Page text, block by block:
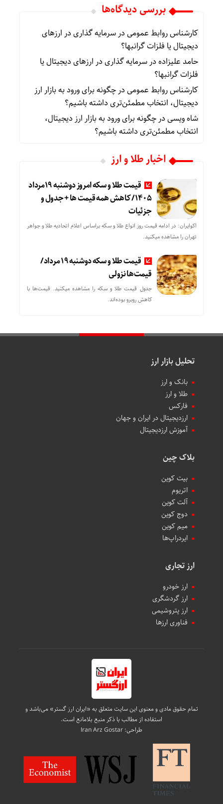
بررسی دیدگاه‌ها
کارشناس روابط عمومیدرسرمایه گذاری در ارزهای
دیجیتال یا فلزات گرانبها؟
حامد علیزادهدرسرمایه گذاری در ارزهای دیجیتال یا
فلزات گرانبها؟
کارشناس روابط عمومیدرچگونه برای ورود به بازار ارز
دیجیتال، انتخاب مطمئن‌تری داشته باشیم؟
شاه ویسیدرچگونه برای ورود به بازار ارز دیجیتال،
انتخاب مطمئن‌تری داشته باشیم؟
اخبار طلا و ارز
قیمت طلا و سکه امروز دوشنبه 19مرداد
1405/ کاهش همه قیمت ها + جدول و
جزئیات
اکوایران: در ادامه قیمت روز انواع طلا و سکه براساس اعلام اتحادیه طلا و جواهر
تهران را مشاهده میکنید.
قیمت طلا و سکه دوشنبه 19 مرداد/
قیمت‌ها نزولی
جدول قیمت طلا و سکه را مشاهده میکنید. قیمت‌ها با
کاهش روبرو بوده‌اند.
تحلیل بازار ارز
بانک و ارز
طلا و ارز
فارکس
ارزدیجیتال در ایران و جهان
آموزش ارزدیجیتال
بلاک چین
بیت کوین
اتریوم
آلت کوین
دوج کوین
میم کوین‌
ایردراپ‌ها
ارز تجاری
ارز خودرو
ارز گردشگری
ارز پتروشیمی
فناوری ارزها
تمام حقوق مادی و معنوی این سایت متعلق به «ایران ارز گستر» می‌باشد و
استفاده از مطالب با ذکر منبع بلامانع است.
طراحی:Iran Arz Gostar